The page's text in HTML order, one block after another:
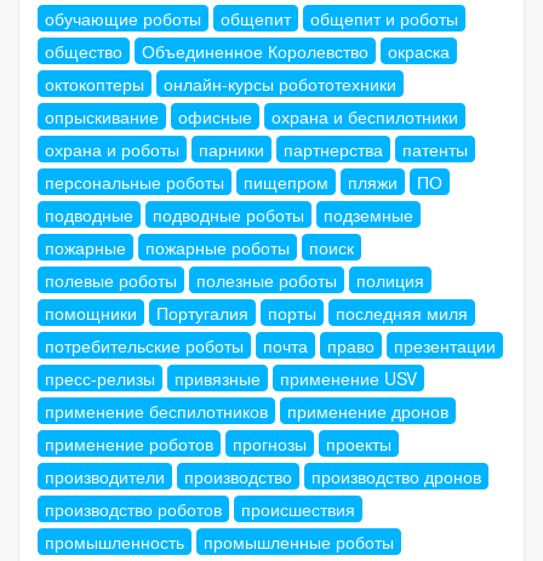
обучающие роботы
общепит
общепит и роботы
общество
Объединенное Королевство
окраска
октокоптеры
онлайн-курсы робототехники
опрыскивание
офисные
охрана и беспилотники
охрана и роботы
парники партнерства
патенты
персональные роботы
пищепром пляжи
ПО
подводные
подводные роботы
подземные
пожарные
пожарные роботы
поиск
полевые роботы
полезные роботы
полиция
помощники
Португалия порты
последняя миля
потребительские роботы
почта право
презентации
пресс-релизы
привязные
применение USV
применение беспилотников
применение дронов
применение роботов
прогнозы
проекты
производители
производство
производство дронов
производство роботов
происшествия
промышленность
промышленные роботы